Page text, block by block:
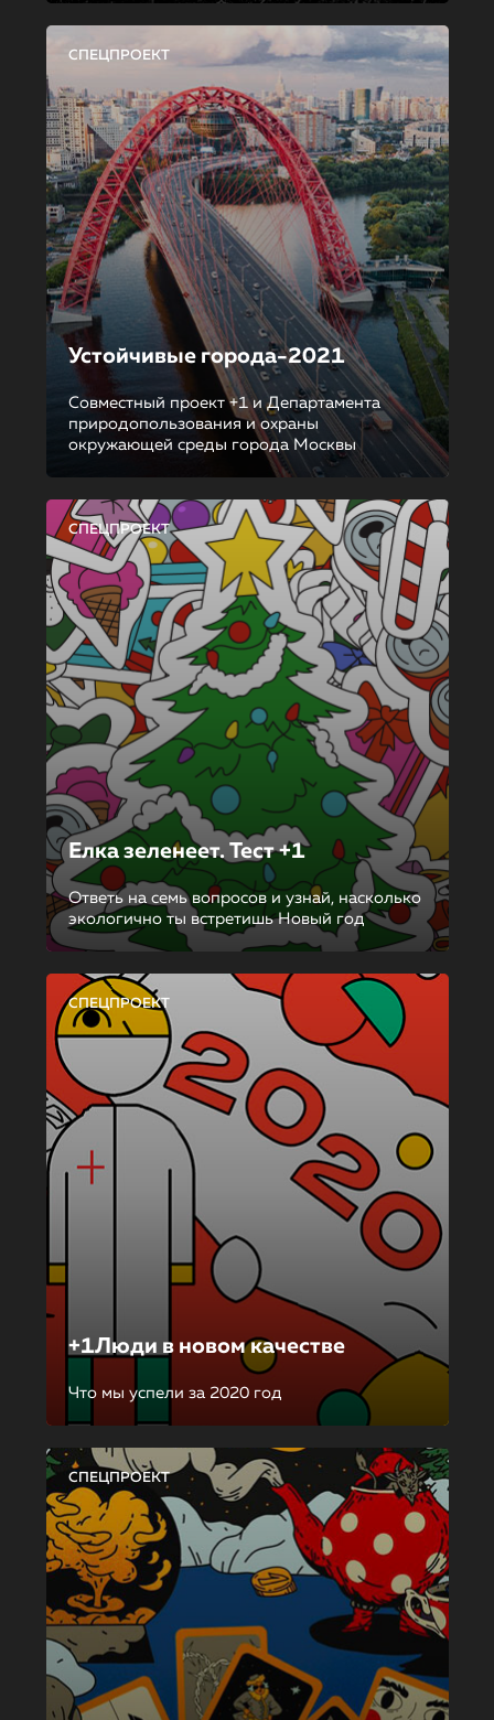
СПЕЦПРОЕКТ
Устойчивые города-2021
Совместный проект +1 и Департамента
природопользования и охраны
окружающей среды города Москвы
СПЕЦПРОЕКТ
Елка зеленеет. Тест +1
Ответь на семь вопросов и узнай, насколько
экологично ты встретишь Новый год
СПЕЦПРОЕКТ
+1Люди в новом качестве
Что мы успели за 2020 год
СПЕЦПРОЕКТ